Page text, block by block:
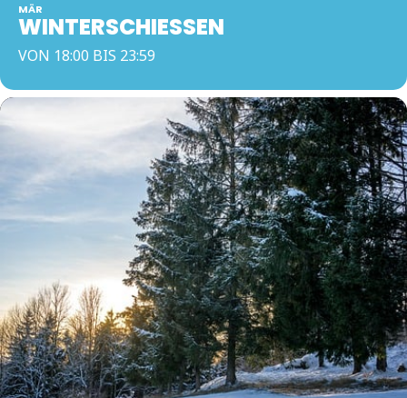
MÄR
WINTERSCHIESSEN
VON 18:00 BIS 23:59